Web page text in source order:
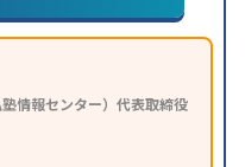
自習室あり
情報センター）代表取締役